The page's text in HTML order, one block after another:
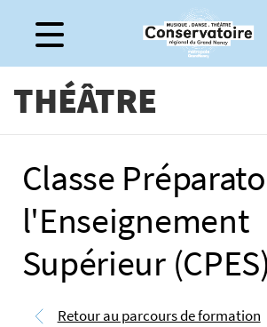
Gestion de vos préférences sur les cookies
THÉÂTRE
Classe
l'Enseignement
Supérieur (CPES)
Retour au parcours de formation